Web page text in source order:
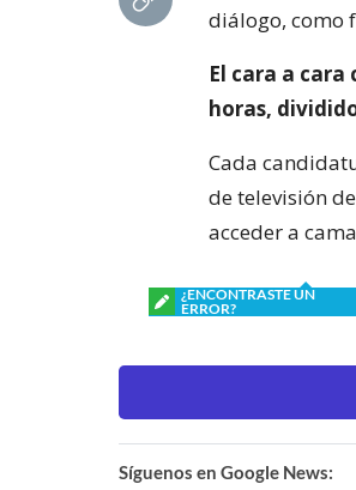
diálogo, como
El cara a cara
horas,
Cada
de televisión
acceder a
¿ENCONTRASTE UN
ERROR?
Síguenos en Google News: